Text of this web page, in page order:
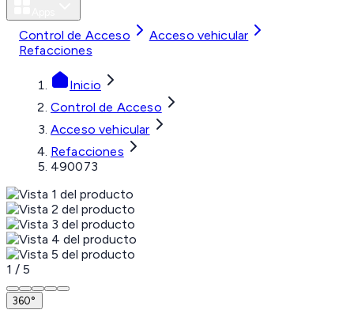
Control de Acceso
Acceso vehicular
Refacciones
Inicio
Control de Acceso
Acceso vehicular
Refacciones
490073
1 / 5
360°